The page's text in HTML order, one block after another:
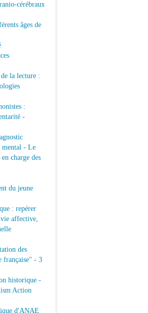
cérébraux
âges de
la lecture :
:
-
- Le
charge des
du jeune
: repérer
vie affective,
des
française" - 3
historique -
Action
d'ANAE